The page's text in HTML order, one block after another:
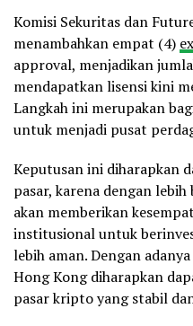
Komisi Sekuritas dan
menambahkan empat (4)
approval, menjadikan
mendapatkan lisensi kini
Langkah ini merupakan
untuk menjadi pusat
Keputusan ini diharapkan
pasar, karena dengan
akan memberikan
institusional untuk
lebih aman. Dengan
Hong Kong diharapkan
pasar kripto yang stabil